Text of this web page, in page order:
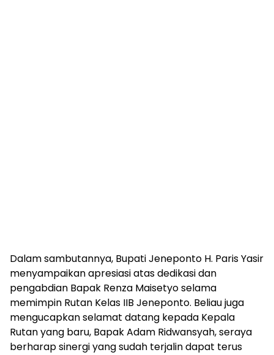
Dalam sambutannya, Bupati Jeneponto H. Paris Yasir
menyampaikan apresiasi atas dedikasi dan
pengabdian Bapak Renza Maisetyo selama
memimpin Rutan Kelas IIB Jeneponto. Beliau juga
mengucapkan selamat datang kepada Kepala
Rutan yang baru, Bapak Adam Ridwansyah, seraya
berharap sinergi yang sudah terjalin dapat terus